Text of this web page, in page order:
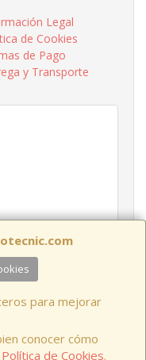
para mejorar
conocer cómo
Política de Cookies.
Legal
de Cookies
de Pago
y Transporte